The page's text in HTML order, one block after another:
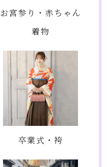
お宮参り・赤ちゃん
着物
卒業式・袴